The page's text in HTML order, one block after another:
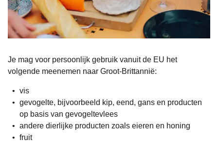
Je mag voor persoonlijk gebruik vanuit de EU het
volgende meenemen naar Groot-Brittannië:
vis
gevogelte, bijvoorbeeld kip, eend, gans en producten
op basis van gevogeltevlees
andere dierlijke producten zoals eieren en honing
fruit